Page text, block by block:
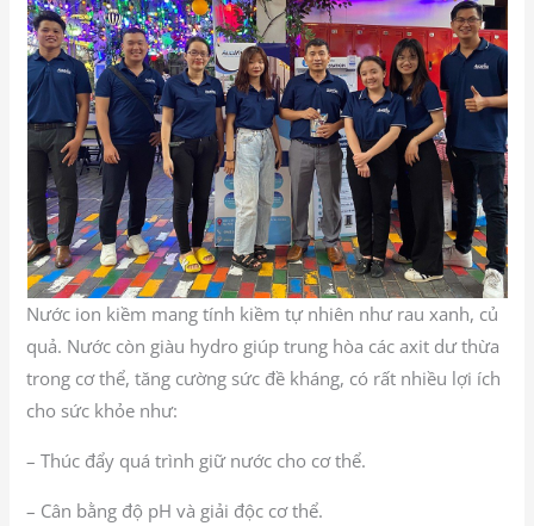
Nước ion kiềm mang tính kiềm tự nhiên như rau xanh, củ
quả. Nước còn giàu hydro giúp trung hòa các axit dư thừa
trong cơ thể, tăng cường sức đề kháng, có rất nhiều lợi ích
cho sức khỏe như:
– Thúc đẩy quá trình giữ nước cho cơ thể.
– Cân bằng độ pH và giải độc cơ thể.